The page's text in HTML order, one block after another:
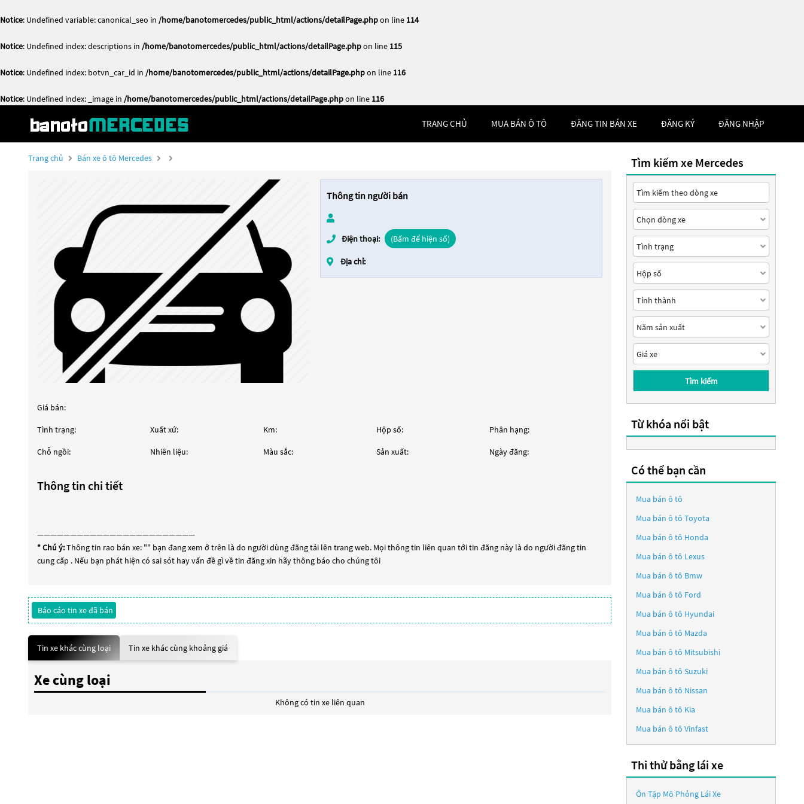
Notice: Undefined variable: canonical_seo in /home/banotomercedes/public_html/actions/detailPage.phpon line 114
Notice: Undefined index: descriptions in /home/banotomercedes/public_html/actions/detailPage.phpon line 115
Notice: Undefined index: botvn_car_id in /home/banotomercedes/public_html/actions/detailPage.phpon line 116
Notice: Undefined index: _image in /home/banotomercedes/public_html/actions/detailPage.phpon line 116
TRANG CHỦ MUA BÁN Ô TÔ ĐĂNG TIN BÁN XE ĐĂNG KÝ ĐĂNG NHẬP
Trang chủ Bán xe ô tô Mercedes
Thông tin người bán
Điện thoại: (Bấm để hiện số)
Địa chỉ:
Giá bán:
Tình trạng: Xuất xứ: Km: Hộp số: Phân hạng:
Chỗ ngồi: Nhiên liệu: Màu sắc: Sản xuất: Ngày đăng:
Thông tin chi tiết
————————————————————————
* Chú ý:Thông tin rao bán xe: "" bạn đang xem ở trên là do người dùng đăng tải lên trang web. Mọi thông tin liên quan tới tin đăng này là do người đăng tin
cung cấp . Nếu bạn phát hiện có sai sót hay vấn đề gì về tin đăng xin hãy thông báo cho chúng tôi
Báo cáo tin xe đã bán
Tin xe khác cùng loại Tin xe khác cùng khoảng giá
Xe cùng loại
Không có tin xe liên quan
Tìm kiếm xe Mercedes
Tìm kiếm
Từ khóa nổi bật
Có thể bạn cần
Mua bán ô tô
Mua bán ô tô Toyota
Mua bán ô tô Honda
Mua bán ô tô Lexus
Mua bán ô tô Bmw
Mua bán ô tô Ford
Mua bán ô tô Hyundai
Mua bán ô tô Mazda
Mua bán ô tô Mitsubishi
Mua bán ô tô Suzuki
Mua bán ô tô Nissan
Mua bán ô tô Kia
Mua bán ô tô Vinfast
Thi thử bằng lái xe
Ôn Tập Mô Phỏng Lái Xe